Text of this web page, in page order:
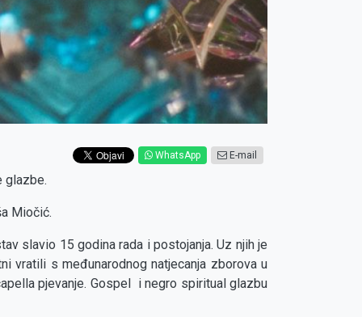
WhatsApp E-mail
glazbe.
Miočić.
slavio 15 godina rada i postojanja. Uz njih je
vratili s međunarodnog natjecanja zborova u
pjevanje. Gospel i negro spiritual glazbu